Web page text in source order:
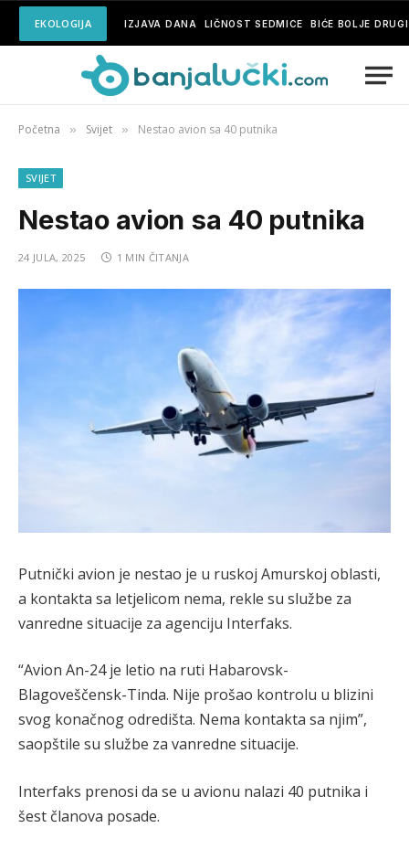
EKOLOGIJA IZJAVA DANA LIČNOST SEDMICE BIĆE BOLJE
Početna » Svijet » Nestao avion sa 40 putnika
SVIJET
Nestao avion sa 40 putnika
24 JULA, 2025 1 MIN ČITANJA
Putnički avion je nestao je u ruskoj Amurskoj oblasti,
a kontakta sa letjelicom nema, rekle su službe za
vanredne situacije za agenciju Interfaks.
“Avion An-24 je letio na ruti Habarovsk-
Blagoveščensk-Tinda. Nije prošao kontrolu u blizini
svog konačnog odredišta. Nema kontakta sa njim”,
saopštile su službe za vanredne situacije.
Interfaks prenosi da se u avionu nalazi 40 putnika i
šest članova posade.